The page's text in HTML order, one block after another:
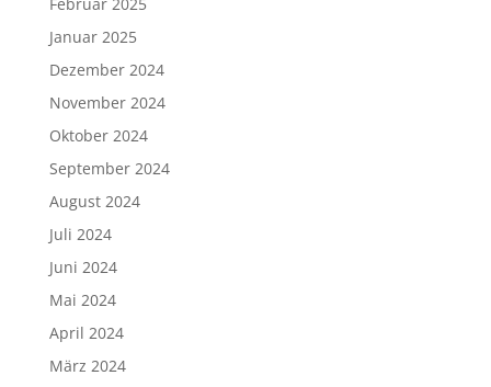
Juni 2025
Mai 2025
April 2025
März 2025
Februar 2025
Januar 2025
Dezember 2024
November 2024
Oktober 2024
September 2024
August 2024
Juli 2024